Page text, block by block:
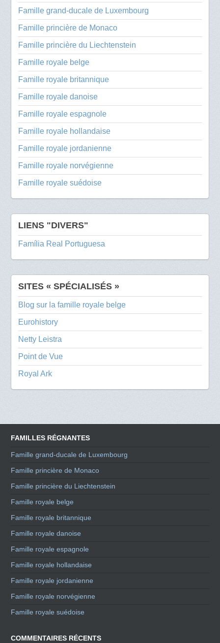
Famille grand-ducale de Luxembourg
Famille princière de Monaco
Famille princière du Liechtenstein
Famille royale belge
Famille royale britannique
Famille royale danoise
Famille royale espagnole
Famille royale hollandaise
Famille royale jordanienne
Famille royale norvégienne
Famille royale suédoise
LIENS "DIVERS"
Família Real Portuguesa
SITES « SPÉCIALISÉS »
Blog sur la famille royale belge
Eurohistory
Netty Leistra
Point de Vue
Royal Ark
FAMILLES RÉGNANTES
Famille grand-ducale de Luxembourg
Famille princière de Monaco
Famille princière du Liechtenstein
Famille royale belge
Famille royale britannique
Famille royale danoise
Famille royale espagnole
Famille royale hollandaise
Famille royale jordanienne
Famille royale norvégienne
Famille royale suédoise
COMMENTAIRES RÉCENTS